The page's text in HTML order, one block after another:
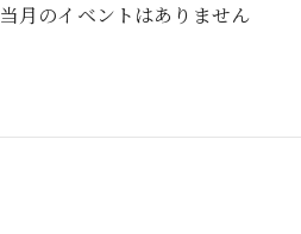
当月のイベントはありません